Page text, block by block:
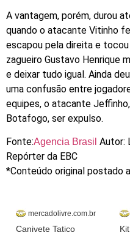
A vantagem, porém, durou
quando o atacante Vitinho
escapou pela direita e tocou
zagueiro Gustavo Henrique
e deixar tudo igual. Ainda
uma confusão entre
equipes, o atacante
Botafogo, ser expulso.
Fonte:Agencia Brasil Autor:
Repórter da EBC
*Conteúdo original postado
mercadolivre.com.br
Canivete Tatico